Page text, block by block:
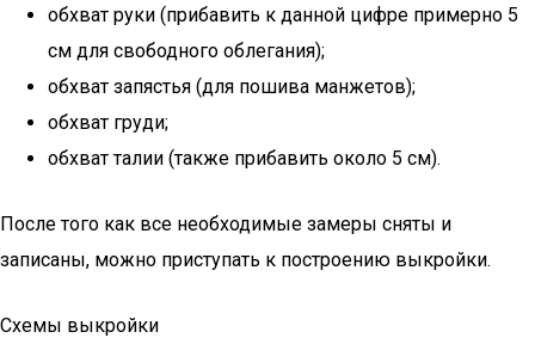
обхват руки (прибавить к данной цифре примерно 5
см для свободного облегания);
обхват запястья (для пошива манжетов);
обхват груди;
обхват талии (также прибавить около 5 см).
После того как все необходимые замеры сняты и
записаны, можно приступать к построению выкройки.
Схемы выкройки